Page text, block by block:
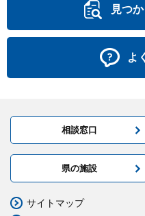
見つ
よ
相談窓口
県の施設
サイトマップ